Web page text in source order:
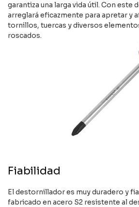
garantiza una larga vida útil. Con este
arreglará eficazmente para apretar y
tornillos, tuercas y diversos
roscados.
Fiabilidad
El destornillador es muy duradero y
fabricado en acero S2 resistente al